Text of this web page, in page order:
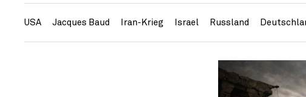
USA Jacques Baud Iran-Krieg Israel Russland